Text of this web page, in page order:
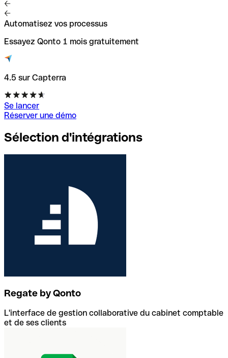
Automatisez vos processus
Essayez Qonto 1 mois gratuitement
4.5 sur Capterra
Se lancer
Réserver une démo
Sélection d'intégrations
Regate by Qonto
L'interface de gestion collaborative du cabinet comptable
et de ses clients